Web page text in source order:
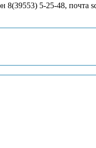
8(39553) 5-25-48, почта